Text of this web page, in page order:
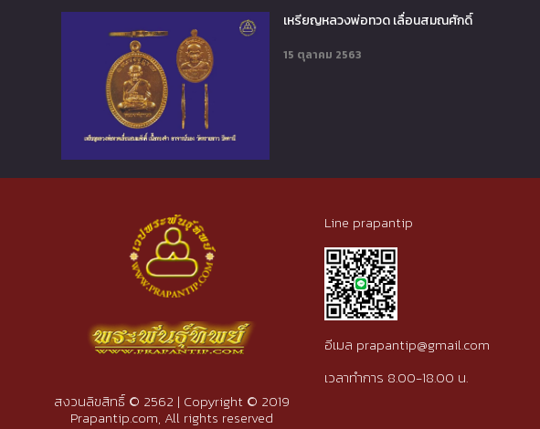
เหรียญหลวงพ่อทวด เลื่อนสมณศักดิ์
15 ตุลาคม 2563
สงวนลิขสิทธิ์ © 2562 | Copyright © 2019
Prapantip.com, All rights reserved
Line prapantip
อีเมล prapantip@gmail.com
เวลาทำการ 8.00-18.00 น.